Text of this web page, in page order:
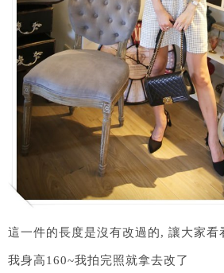
這一件的長度是沒有改過的, 讓大家看
我身高160~我拍完照就拿去改了